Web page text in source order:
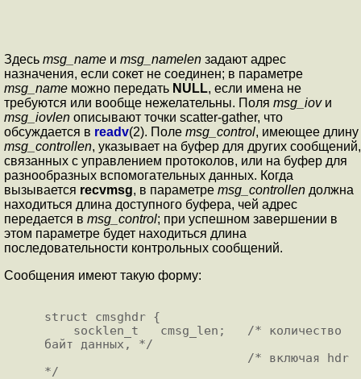
Здесь msg_name и msg_namelen задают адрес
назначения, если сокет не соединен; в параметре
msg_name можно передать NULL, если имена не
требуются или вообще нежелательны. Поля msg_iovи
msg_iovlen описывают точки scatter-gather, что
обсуждается в readv(2). Поле msg_control, имеющее длину
msg_controllen, указывает на буфер для других сообщений,
связанных с управлением протоколов, или на буфер для
разнообразных вспомогательных данных. Когда
вызывается recvmsg, в параметре msg_controllen должна
находиться длина доступного буфера, чей адрес
передается в msg_control; при успешном завершении в
этом параметре будет находиться длина
последовательности контрольных сообщений.
Сообщения имеют такую форму:
struct cmsghdr {
байт данных, */
*/